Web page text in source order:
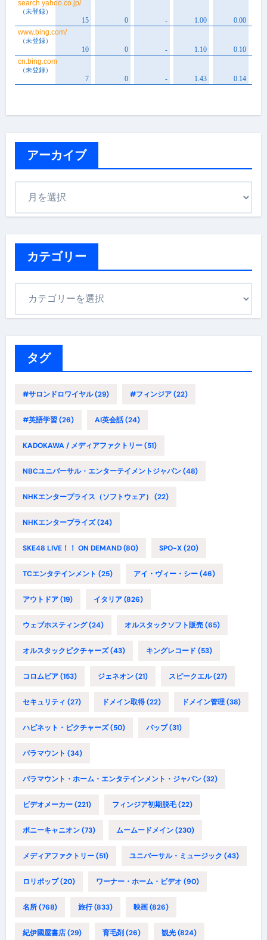
アーカイブ
カテゴリー
タグ
#サロンドロワイヤル(29) #フィンジア(22)
#英語学習(26) AI英会話(24)
KADOKAWA / メディアファクトリー(51)
NBCユニバーサル・エンターテイメントジャパン(48)
NHKエンタープライス（ソフトウェア） (22)
NHKエンタープライズ(24)
SKE48 LIVE！！ ON DEMAND(80) SPO-X(20)
TCエンタテインメント (25) アイ・ヴィー・シー(46)
アウトドア(19) イタリア(826)
ウェブホスティング(24) オルスタックソフト販売(65)
オルスタックピクチャーズ(43) キングレコード (53)
コロムビア(153) ジェネオン(21) スピークエル(27)
セキュリティ (27) ドメイン取得(22) ドメイン管理(38)
ハピネット・ピクチャーズ(50) バップ(31)
パラマウント (34)
パラマウント・ホーム・エンタテインメント・ジャパン(32)
ビデオメーカー(221) フィンジア初期脱毛(22)
ポニーキャニオン(73) ムームードメイン(230)
メディアファクトリー(51) ユニバーサル・ミュージック (43)
ロリポップ(20) ワーナー・ホーム・ビデオ (90)
名所(768) 旅行(833) 映画(826)
紀伊國屋書店(29) 育毛剤(26) 観光(824)